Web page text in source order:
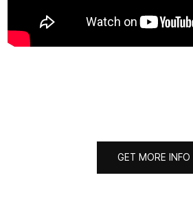
GET MORE INFO